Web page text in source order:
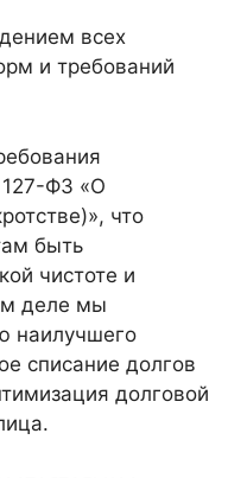
всех
и требований
ФЗ «О
что
быть
чистоте и
деле мы
наилучшего
списание долгов
долговой